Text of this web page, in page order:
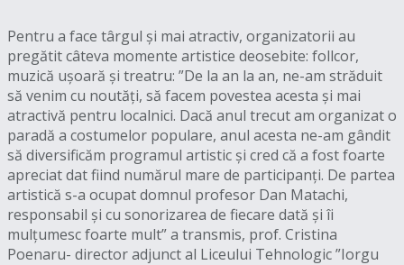
Pentru a face târgul și mai atractiv, organizatorii au
pregătit câteva momente artistice deosebite: follcor,
muzică ușoară și treatru: ”De la an la an, ne-am străduit
să venim cu noutăți, să facem povestea acesta și mai
atractivă pentru localnici. Dacă anul trecut am organizat o
paradă a costumelor populare, anul acesta ne-am gândit
să diversificăm programul artistic și cred că a fost foarte
apreciat dat fiind numărul mare de participanți. De partea
artistică s-a ocupat domnul profesor Dan Matachi,
responsabil și cu sonorizarea de fiecare dată și îi
mulțumesc foarte mult” a transmis, prof. Cristina
Poenaru- director adjunct al Liceului Tehnologic ”Iorgu